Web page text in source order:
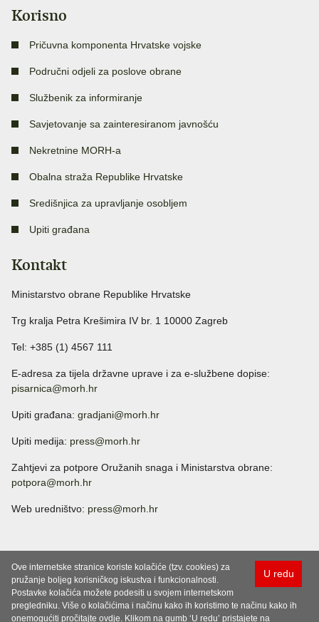
Korisno
Pričuvna komponenta Hrvatske vojske
Područni odjeli za poslove obrane
Službenik za informiranje
Savjetovanje sa zainteresiranom javnošću
Nekretnine MORH-a
Obalna straža Republike Hrvatske
Središnjica za upravljanje osobljem
Upiti građana
Kontakt
Ministarstvo obrane Republike Hrvatske
Trg kralja Petra Krešimira IV br. 1 10000 Zagreb
Tel: +385 (1) 4567 111
E-adresa za tijela državne uprave i za e-službene dopise:
pisarnica@morh.hr
Upiti građana: gradjani@morh.hr
Upiti medija: press@morh.hr
Zahtjevi za potpore Oružanih snaga i Ministarstva obrane:
potpora@morh.hr
Web uredništvo: press@morh.hr
U redu
Ove internetske stranice koriste kolačiće (tzv. cookies) za
pružanje boljeg korisničkog iskustva i funkcionalnosti.
Postavke kolačića možete podesiti u svojem internetskom
pregledniku. Više o kolačićima i načinu kako ih koristimo te načinu kako ih
onemogućiti pročitajte ovdje. Klikom na gumb ‘U redu’ pristajete na